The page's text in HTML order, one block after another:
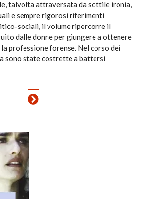
talvolta attraversata da sottile ironia,
e sempre rigorosi riferimenti
sociali, il volume ripercorre il
dalle donne per giungere a ottenere
professione forense. Nel corso dei
sono state costrette a battersi